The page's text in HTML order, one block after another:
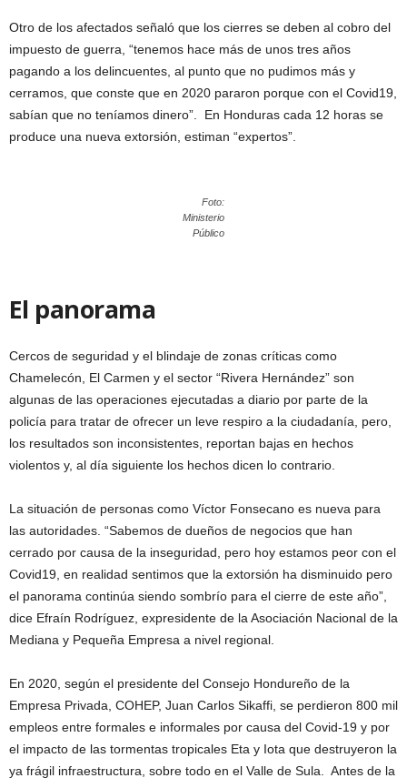
Otro de los afectados señaló que los cierres se deben al cobro del
impuesto de guerra, “tenemos hace más de unos tres años
pagando a los delincuentes, al punto que no pudimos más y
cerramos, que conste que en 2020 pararon porque con el Covid19,
sabían que no teníamos dinero”. En Honduras cada 12 horas se
produce una nueva extorsión, estiman “expertos”.
Foto:
Ministerio
Público
El panorama
Cercos de seguridad y el blindaje de zonas críticas como
Chamelecón, El Carmen y el sector “Rivera Hernández” son
algunas de las operaciones ejecutadas a diario por parte de la
policía para tratar de ofrecer un leve respiro a la ciudadanía, pero,
los resultados son inconsistentes, reportan bajas en hechos
violentos y, al día siguiente los hechos dicen lo contrario.
La situación de personas como Víctor Fonsecano es nueva para
las autoridades. “Sabemos de dueños de negocios que han
cerrado por causa de la inseguridad, pero hoy estamos peor con el
Covid19, en realidad sentimos que la extorsión ha disminuido pero
el panorama continúa siendo sombrío para el cierre de este año”,
dice Efraín Rodríguez, expresidente de la Asociación Nacional de la
Mediana y Pequeña Empresa a nivel regional.
En 2020, según el presidente del Consejo Hondureño de la
Empresa Privada, COHEP, Juan Carlos Sikaffi, se perdieron 800 mil
empleos entre formales e informales por causa del Covid-19 y por
el impacto de las tormentas tropicales Eta y Iota que destruyeron la
ya frágil infraestructura, sobre todo en el Valle de Sula. Antes de la